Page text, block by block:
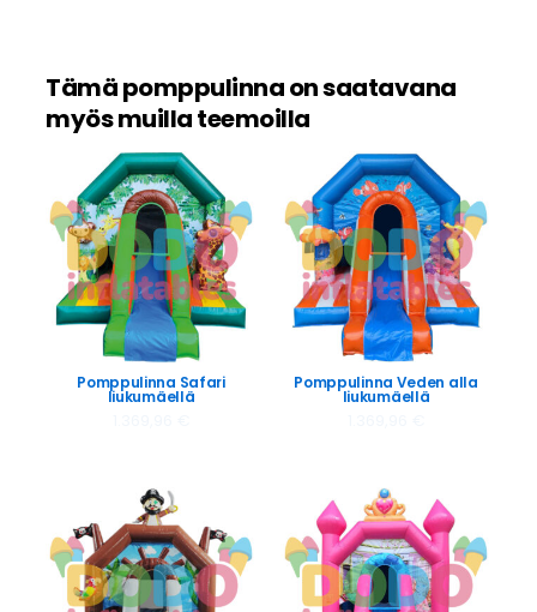
Tämä pomppulinna on saatavana
myös muilla teemoilla
Pomppulinna Safari
liukumäellä
Pomppulinna Veden alla
liukumäellä